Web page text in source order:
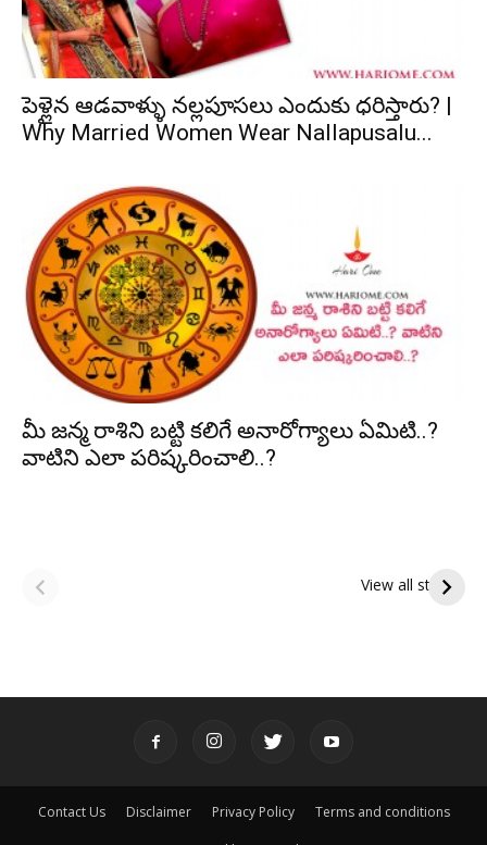
పెళ్లైన ఆడవాళ్ళు నల్లపూసలు ఎందుకు ధరిస్తారు? |
Why Married Women Wear Nallapusalu...
మీ జన్మ రాశిని బట్టి కలిగే అనారోగ్యాలు ఏమిటి..?
వాటిని ఎలా పరిష్కరించాలి..?
View all stories
ఇంద్రకీలాద్రి గిరి ప్రదక్షిణ
Shubhakanshalu
Contact Us Disclaimer Privacy Policy Terms and conditions